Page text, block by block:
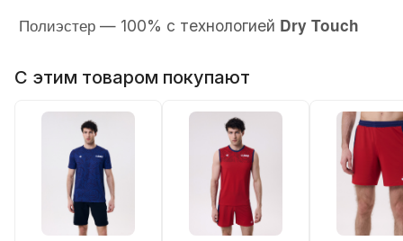
Полиэстер — 100% с технологией Dry Touch
С этим товаром покупают